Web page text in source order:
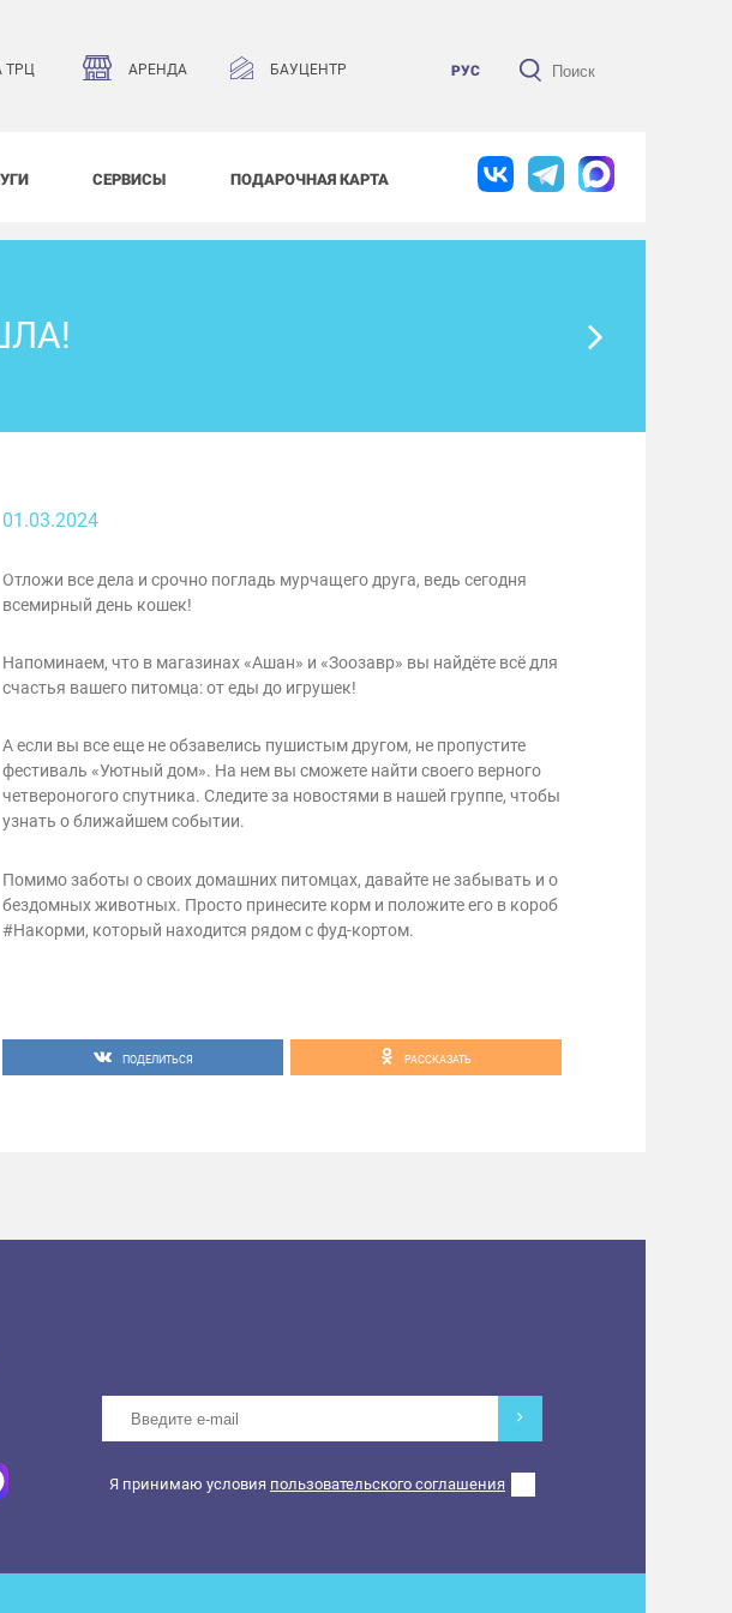
ТРЦ АРЕНДА БАУЦЕНТР РУС
СЕРВИСЫ ПОДАРОЧНАЯ КАРТА
01.03.2024
Отложи все дела и срочно погладь мурчащего друга, ведь сегодня
всемирный день кошек!
Напоминаем, что в магазинах «Ашан» и «Зоозавр» вы найдёте всё для
счастья вашего питомца: от еды до игрушек!
А если вы все еще не обзавелись пушистым другом, не пропустите
фестиваль «Уютный дом». На нем вы сможете найти своего верного
четвероногого спутника. Следите за новостями в нашей группе, чтобы
узнать о ближайшем событии.
Помимо заботы о своих домашних питомцах, давайте не забывать и о
бездомных животных. Просто принесите корм и положите его в короб
#Накорми, который находится рядом с фуд-кортом.
ПОДЕЛИТЬСЯ РАССКАЗАТЬ
Я принимаю условия пользовательского соглашения